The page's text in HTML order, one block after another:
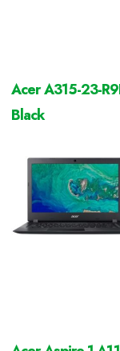
Acer A315-23-
Black